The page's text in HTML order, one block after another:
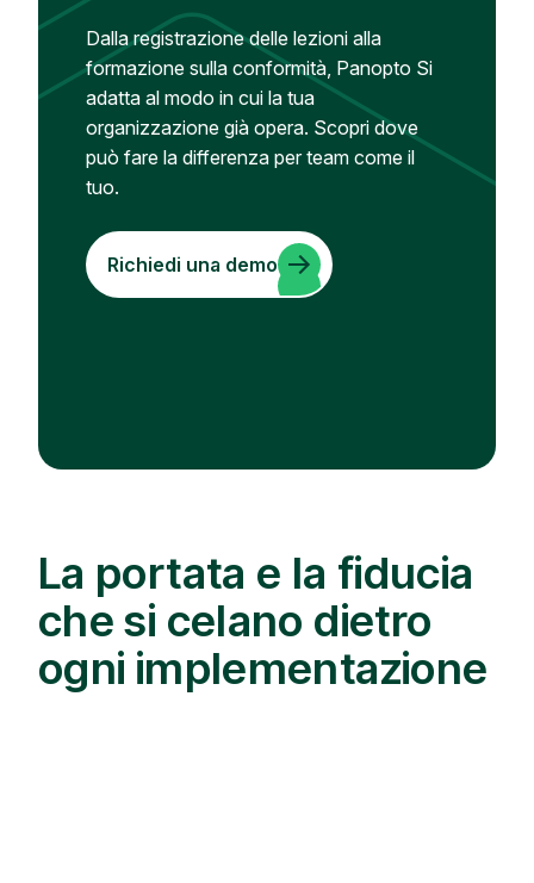
Dalla registrazione delle lezioni alla
formazione sulla conformità, Panopto Si
adatta al modo in cui la tua
organizzazione già opera. Scopri dove
può fare la differenza per team come il
tuo.
Richiedi una demo
La portata e la fiducia
che si celano dietro
ogni implementazione